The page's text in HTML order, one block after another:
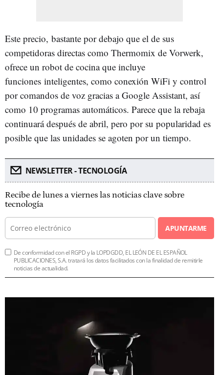
Este precio, bastante por debajo que el de sus
competidoras directas como Thermomix de Vorwerk,
ofrece un robot de cocina que incluye
funciones inteligentes, como conexión WiFi y control
por comandos de voz gracias a Google Assistant, así
como 10 programas automáticos. Parece que la rebaja
continuará después de abril, pero por su popularidad es
posible que las unidades se agoten por un tiempo.
NEWSLETTER - TECNOLOGÍA
Recibe de lunes a viernes las noticias clave sobre
tecnología
APUNTARME
De conformidad con el RGPD y la LOPDGDD, EL LEÓN DE EL ESPAÑOL
PUBLICACIONES, S.A. tratará los datos facilitados con la finalidad de remitirle
noticias de actualidad.